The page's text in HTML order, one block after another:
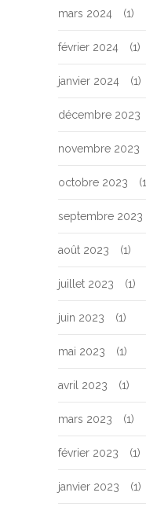
mars 2024 (1)
février 2024 (1)
janvier 2024 (1)
décembre 2023
novembre 2023
octobre 2023
septembre 2023
août 2023 (1)
juillet 2023 (1)
juin 2023 (1)
mai 2023 (1)
avril 2023 (1)
mars 2023 (1)
février 2023 (1)
janvier 2023 (1)